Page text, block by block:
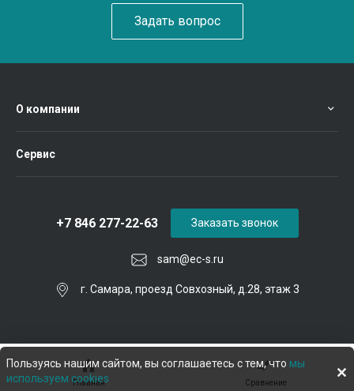
Главная Сравнение
Задать вопрос
О компании
Сервис
sam@ec-s.ru
+7 846 277-22-63
г. Самара, проезд Совхозный, д.28, этаж 3
Заказать звонок
Пользуясь нашим сайтом, вы соглашаетесь с тем, что мы
используем cookies